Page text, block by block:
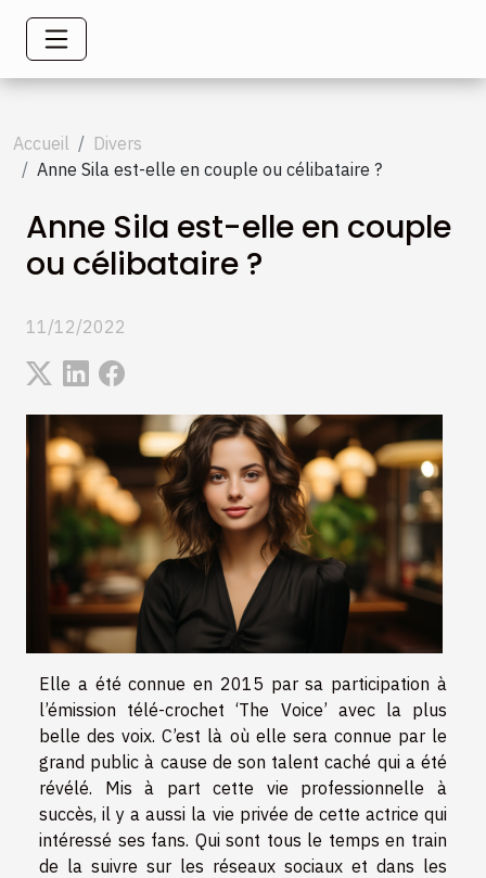
Accueil
Divers
Anne Sila est-elle en couple ou célibataire ?
Anne Sila est-elle en couple
ou célibataire ?
11/12/2022
Elle a été connue en 2015 par sa participation à
l’émission télé-crochet ‘The Voice’ avec la plus
belle des voix. C’est là où elle sera connue par le
grand public à cause de son talent caché qui a été
révélé. Mis à part cette vie professionnelle à
succès, il y a aussi la vie privée de cette actrice qui
intéressé ses fans. Qui sont tous le temps en train
de la suivre sur les réseaux sociaux et dans les